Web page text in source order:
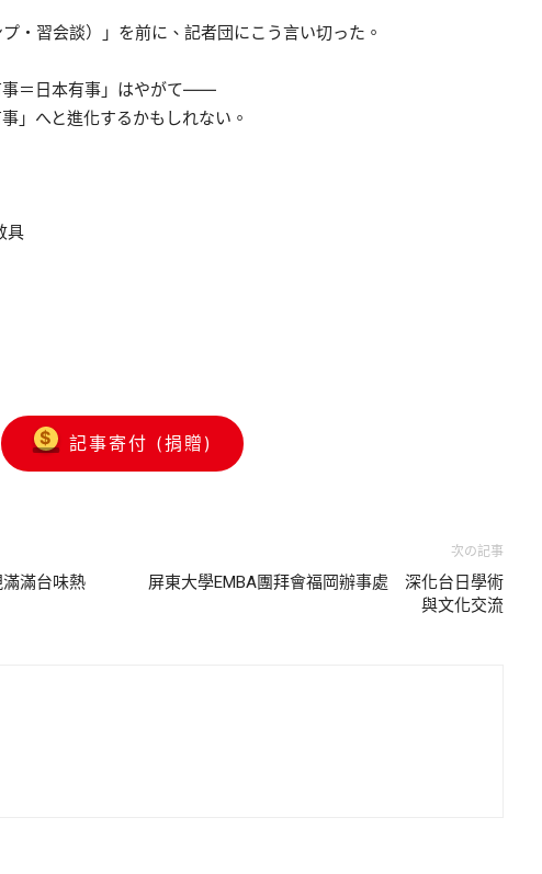
・習会談）」を前に、記者団にこう言い切った。
事＝日本有事」はやがて——
」へと進化するかもしれない。
具
記事寄付 (捐贈)
滿台味熱
次の記事
屏東大學EMBA團拜會福岡辦事處 深化台日學術
與文化交流